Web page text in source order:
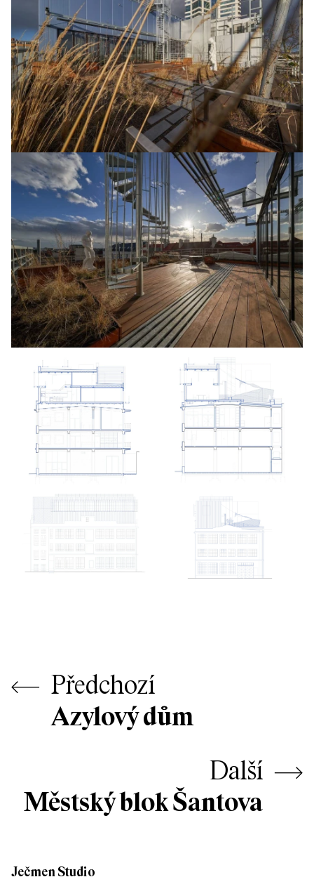
⟵ Předchozí
Azylový dům
Další
Městský blok Šantova
⟶
Ječmen Studio